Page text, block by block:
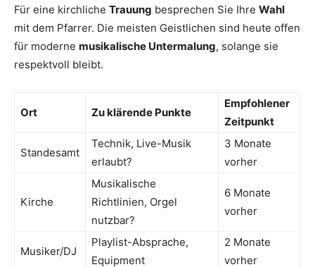
Für eine kirchliche Trauung besprechen Sie Ihre Wahl
mit dem Pfarrer. Die meisten Geistlichen sind heute offen
für moderne musikalische Untermalung, solange sie
respektvoll bleibt.
Ort Zu klärende Punkte
Empfohlener
Zeitpunkt
Standesamt
Technik, Live-Musik
erlaubt?
3 Monate
vorher
Kirche
Musikalische
Richtlinien, Orgel
nutzbar?
6 Monate
vorher
Musiker/DJ
Playlist-Absprache,
Equipment
2 Monate
vorher